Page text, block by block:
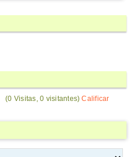
(0 Visitas, 0 visitantes)Calificar